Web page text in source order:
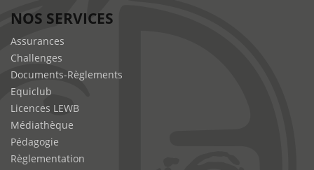
NOS SERVICES
Assurances
Challenges
Documents-Règlements
Equiclub
Licences LEWB
Médiathèque
Pédagogie
Règlementation